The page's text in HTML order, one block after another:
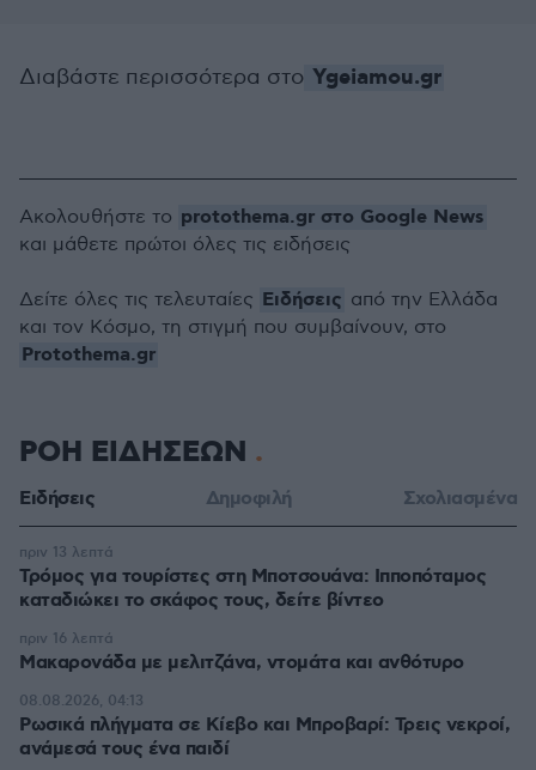
Διαβάστε περισσότερα στο Ygeiamou.gr
Ακολουθήστε το protothema.gr στο Google News
και μάθετε πρώτοι όλες τις ειδήσεις
Δείτε όλες τις τελευταίες Ειδήσεις από την Ελλάδα
και τον Κόσμο, τη στιγμή που συμβαίνουν, στο
Protothema.gr
ΡΟΗ ΕΙΔΗΣΕΩΝ
Ειδήσεις Δημοφιλή Σχολιασμένα
Τρόμος για τουρίστες στη Μποτσουάνα: Ιπποπόταμος
καταδιώκει το σκάφος τους, δείτε βίντεο
πριν 13 λεπτά
Μακαρονάδα με μελιτζάνα, ντομάτα και ανθότυρο
πριν 16 λεπτά
Ρωσικά πλήγματα σε Κίεβο και Μπροβαρί: Τρεις νεκροί,
ανάμεσά τους ένα παιδί
08.08.2026, 04:13